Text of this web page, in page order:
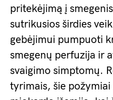
pritekėjimą į
sutrikusios širdies
gebėjimui pumpuoti
smegenų perfuzija ir
svaigimo simptomų.
tyrimais, šie požymiai